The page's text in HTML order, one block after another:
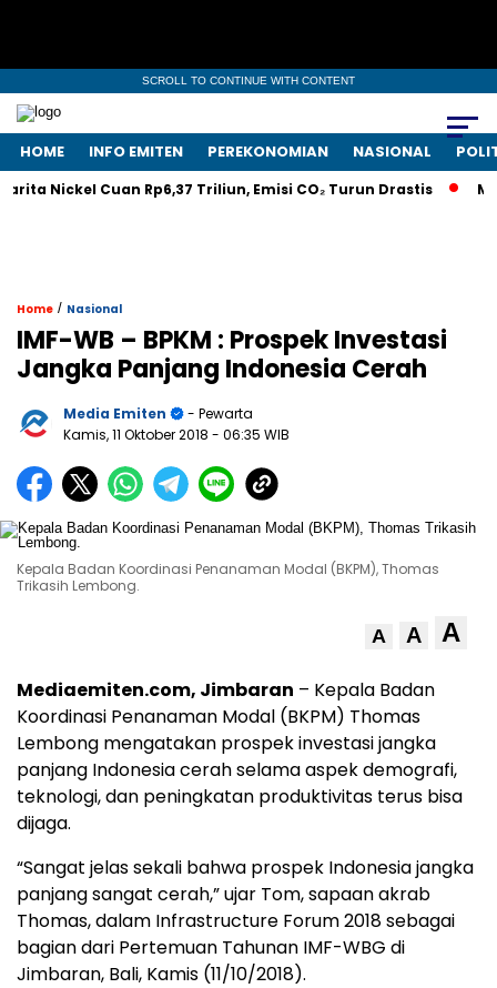
SCROLL TO CONTINUE WITH CONTENT
HOME INFO EMITEN PEREKONOMIAN NASIONAL
Nickel Cuan Rp6,37 Triliun, Emisi CO₂ Turun Drastis
Home / Nasional
IMF-WB – BPKM : Prospek Investasi
Jangka Panjang Indonesia Cerah
Media Emiten
- Pewarta
Kamis, 11 Oktober 2018 - 06:35 WIB
Kepala Badan Koordinasi Penanaman Modal (BKPM), Thomas
Trikasih Lembong.
A A A
Mediaemiten.com, Jimbaran – Kepala Badan
Koordinasi Penanaman Modal (BKPM) Thomas
Lembong mengatakan prospek investasi jangka
panjang Indonesia cerah selama aspek demografi,
teknologi, dan peningkatan produktivitas terus bisa
dijaga.
“Sangat jelas sekali bahwa prospek Indonesia jangka
panjang sangat cerah,” ujar Tom, sapaan akrab
Thomas, dalam Infrastructure Forum 2018 sebagai
bagian dari Pertemuan Tahunan IMF-WBG di
Jimbaran, Bali, Kamis (11/10/2018).